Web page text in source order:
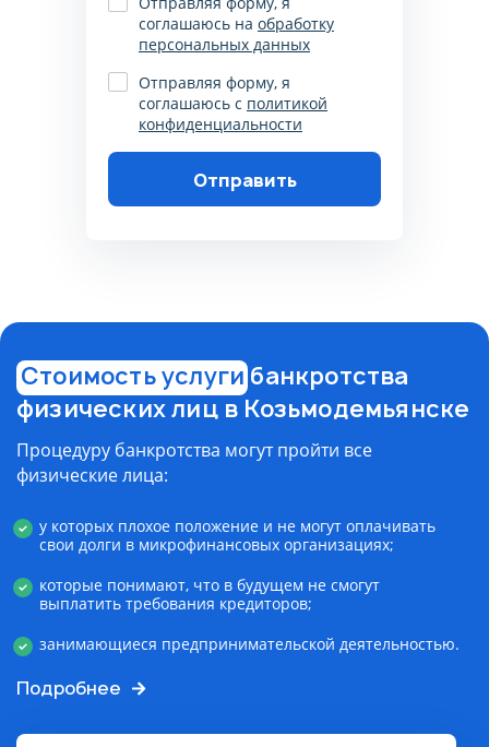
соглашаюсь на обработку
персональных данных
Отправляя форму, я
соглашаюсь с политикой
конфиденциальности
Отправить
Стоимость услугибанкротства
физических лиц в Козьмодемьянске
Процедуру банкротства могут пройти все
физические лица:
у которых плохое положение и не могут оплачивать
свои долги в микрофинансовых организациях;
которые понимают, что в будущем не смогут
выплатить требования кредиторов;
занимающиеся предпринимательской деятельностью.
Подробнее